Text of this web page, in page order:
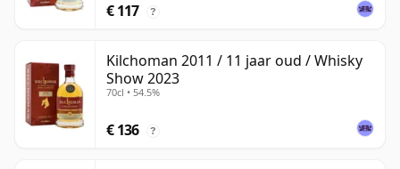
€ 117 ?
Kilchoman 2011 / 11 jaar oud / Whisky
Show 2023
70cl • 54.5%
€ 136 ?